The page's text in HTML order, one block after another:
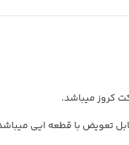
کروز میباشد.
تعویض با قطعه ایی